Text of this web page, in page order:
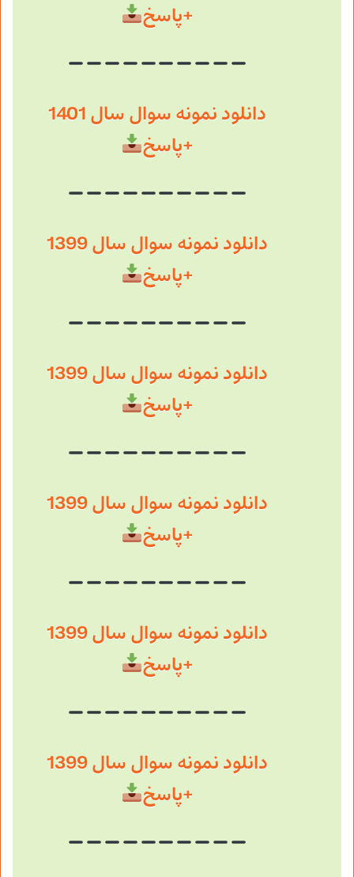
+پاسخ
دانلود نمونه سوال سال 1401
+پاسخ
دانلود نمونه سوال سال 1399
+پاسخ
دانلود نمونه سوال سال 1399
+پاسخ
دانلود نمونه سوال سال 1399
+پاسخ
دانلود نمونه سوال سال 1399
+پاسخ
دانلود نمونه سوال سال 1399
+پاسخ